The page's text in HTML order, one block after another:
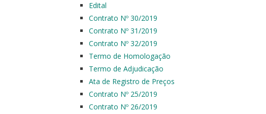
Edital
Contrato Nº 30/2019
Contrato Nº 31/2019
Contrato Nº 32/2019
Termo de Homologação
Termo de Adjudicação
Ata de Registro de Preços
Contrato Nº 25/2019
Contrato Nº 26/2019